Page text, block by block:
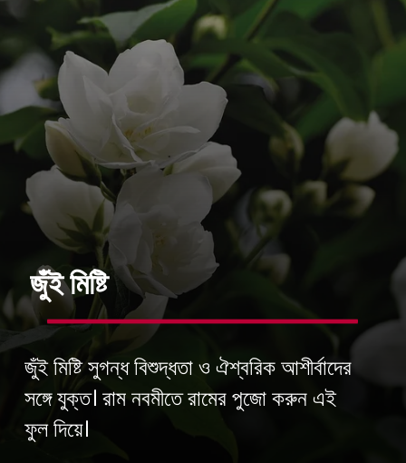
জুঁই মিষ্টি সুগন্ধ বিশুদ্ধতা ও ঐশ্বরিক আশীর্বাদের
সঙ্গে যুক্ত। রাম নবমীতে রামের পুজো করুন এই
ফুল দিয়ে।
জুঁই মিষ্টি